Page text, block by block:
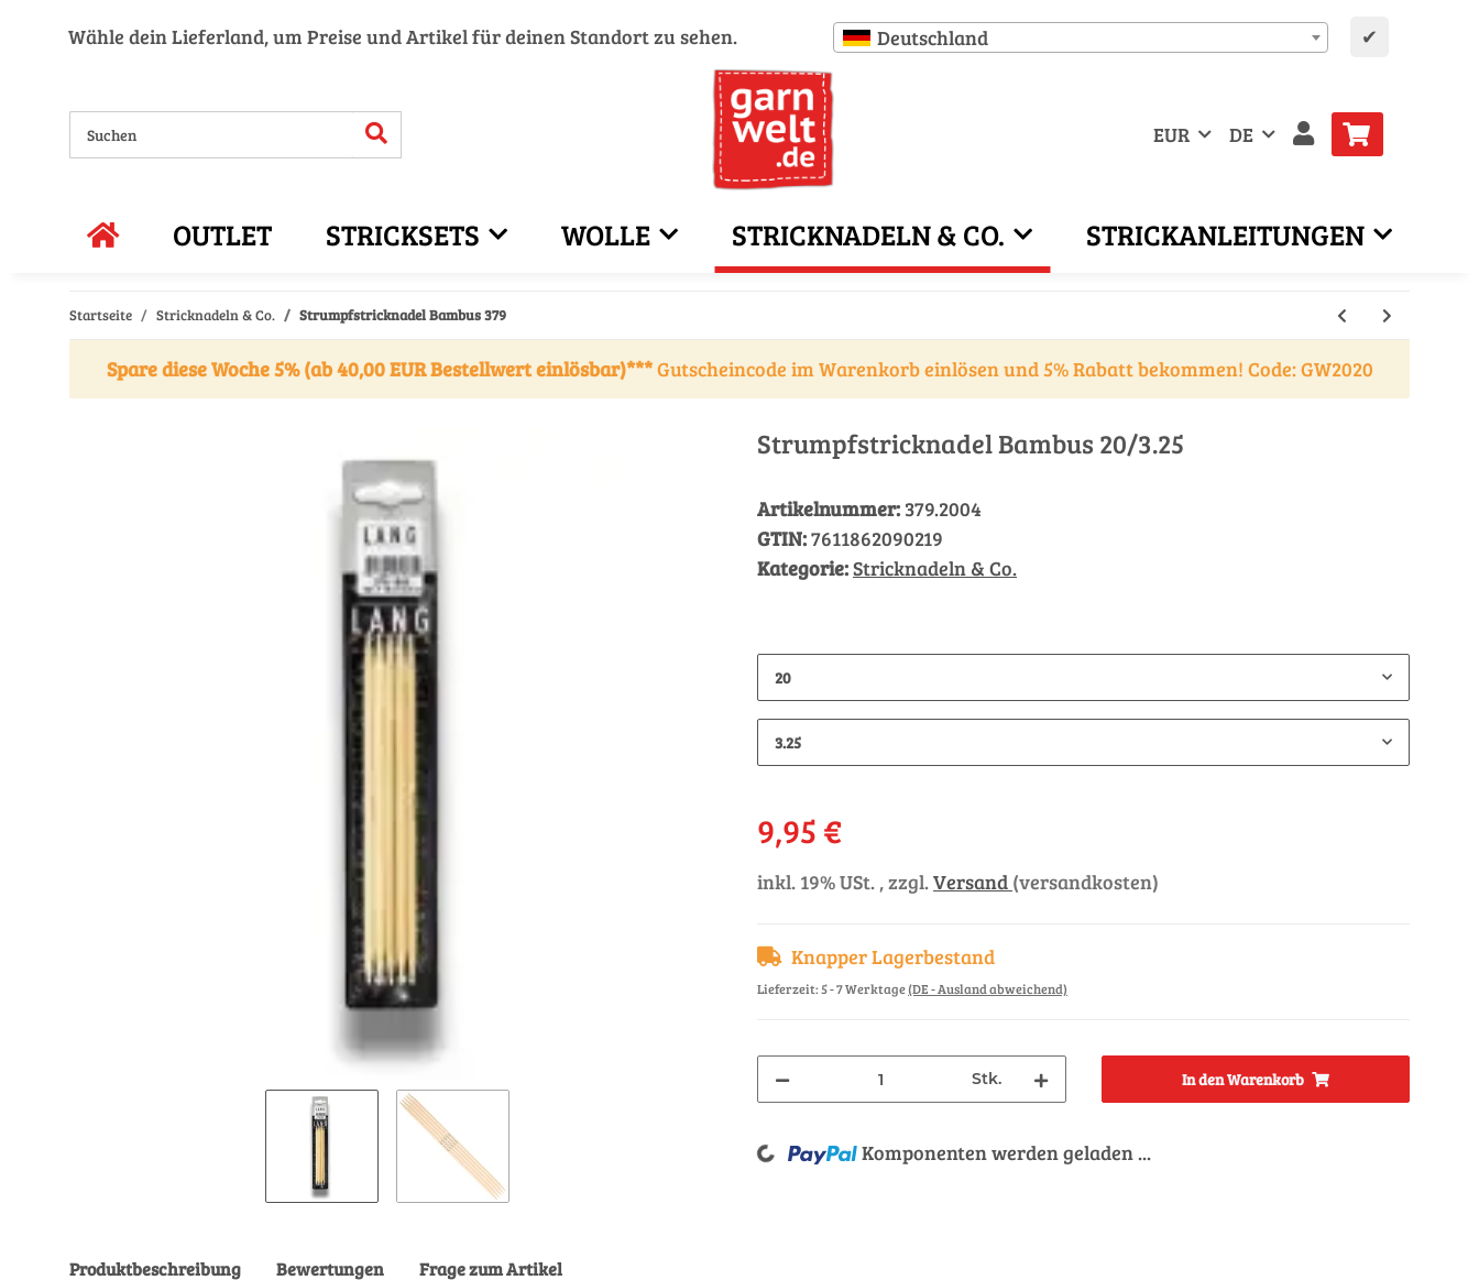
Wähle dein Lieferland, um Preise und Artikel für deinen Standort zu sehen. Deutschland ✔
EUR DE
OUTLET STRICKSETS WOLLE STRICKNADELN & CO. STRICKANLEITUNGEN
Startseite Stricknadeln & Co. Strumpfstricknadel Bambus 379
Spare diese Woche 5% (ab 40,00 EUR Bestellwert einlösbar)***Gutscheincode im Warenkorb einlösen und 5% Rabatt bekommen! Code: GW2020
Strumpfstricknadel Bambus 20/3.25
Artikelnummer: 379.2004
GTIN:7611862090219
Kategorie:Stricknadeln & Co.
20
3.25
9,95 €
inkl. 19% USt. , zzgl.Versand (versandkosten)
Knapper Lagerbestand
Lieferzeit:5 - 7 Werktage(DE - Ausland abweichend)
Stk. In den Warenkorb
Loading... Komponenten werden geladen ...
Produktbeschreibung Bewertungen Frage zum Artikel